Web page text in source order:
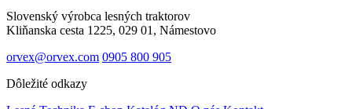
Slovenský výrobca lesných traktorov
Kliňanska cesta 1225, 029 01, Námestovo
orvex@orvex.com 0905 800 905
Dôležité odkazy